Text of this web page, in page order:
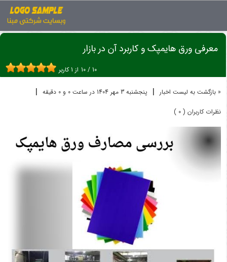
معرفی ورق هایمپک و کاربرد آن در بازار
معرفی ورق هایمپک و کاربرد آن در بازار
10 / 10 از 1کاربر
« بازگشت به لیست اخبار | پنجشنبه 3 مهر 1404 در ساعت 0 و 0 دقیقه |
نظرات کاربران ( 0 )